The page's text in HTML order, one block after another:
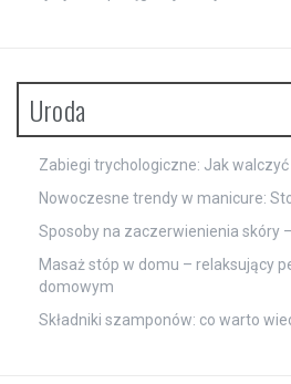
Uroda
Zabiegi trychologiczne: Jak
Nowoczesne trendy w manicure:
Sposoby na zaczerwienienia skóry
Masaż stóp w domu – relaksujący
domowym
Składniki szamponów: co warto